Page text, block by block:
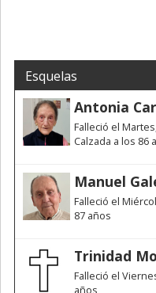
Esquelas
Antonia
Falleció el
Calzada a los 86
Manuel
Falleció el
87 años
Trinidad
Falleció el
años